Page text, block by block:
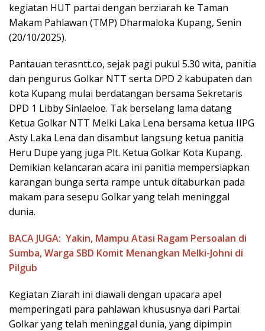
kegiatan HUT partai dengan berziarah ke Taman
Makam Pahlawan (TMP) Dharmaloka Kupang, Senin
(20/10/2025).
Pantauan terasntt.co, sejak pagi pukul 5.30 wita, panitia
dan pengurus Golkar NTT serta DPD 2 kabupaten dan
kota Kupang mulai berdatangan bersama Sekretaris
DPD 1 Libby Sinlaeloe. Tak berselang lama datang
Ketua Golkar NTT Melki Laka Lena bersama ketua IIPG
Asty Laka Lena dan disambut langsung ketua panitia
Heru Dupe yang juga Plt. Ketua Golkar Kota Kupang.
Demikian kelancaran acara ini panitia mempersiapkan
karangan bunga serta rampe untuk ditaburkan pada
makam para sesepu Golkar yang telah meninggal
dunia.
BACA JUGA: Yakin, Mampu Atasi Ragam Persoalan di
Sumba, Warga SBD Komit Menangkan Melki-Johni di
Pilgub
Kegiatan Ziarah ini diawali dengan upacara apel
memperingati para pahlawan khususnya dari Partai
Golkar yang telah meninggal dunia, yang dipimpin